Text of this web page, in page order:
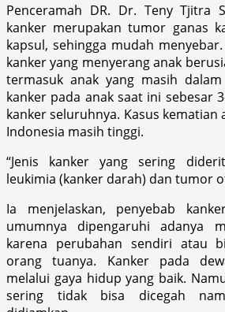
Penceramah DR. Dr. Teny Tjitra
kanker merupakan tumor ganas
kapsul, sehingga mudah
kanker yang menyerang anak
termasuk anak yang masih dalam
kanker pada anak saat ini sebesar
kanker seluruhnya. Kasus kematian
Indonesia masih tinggi.
“Jenis kanker yang sering
leukimia (kanker darah) dan tumor
Ia menjelaskan, penyebab
umumnya dipengaruhi adanya
karena perubahan sendiri atau
orang tuanya. Kanker pada
melalui gaya hidup yang baik.
sering tidak bisa dicegah